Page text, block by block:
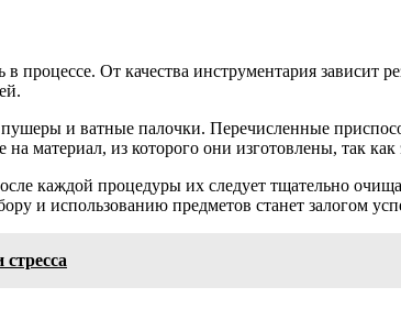
процессе. От качества инструментария зависит
и ватные палочки. Перечисленные
из которого они изготовлены, так как
каждой процедуры их следует тщательно
и использованию предметов станет залогом